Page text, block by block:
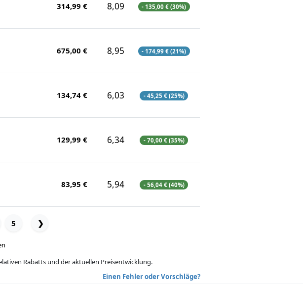
314,99 € 8,09 - 135,00 € (30%)
675,00 € 8,95 - 174,99 € (21%)
134,74 € 6,03 - 45,25 € (25%)
129,99 € 6,34 - 70,00 € (35%)
83,95 € 5,94 - 56,04 € (40%)
5 ❯
Rabatts und der aktuellen Preisentwicklung.
Einen Fehler oder Vorschläge?